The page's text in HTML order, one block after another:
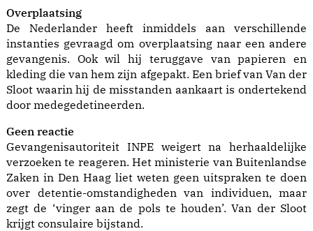
Overplaatsing
De Nederlander heeft inmiddels aan verschillende
instanties gevraagd om overplaatsing naar een andere
gevangenis. Ook wil hij teruggave van papieren en
kleding die van hem zijn afgepakt. Een brief van Van der
Sloot waarin hij de misstanden aankaart is ondertekend
door medegedetineerden.
Geen reactie
Gevangenisautoriteit INPE weigert na herhaaldelijke
verzoeken te reageren. Het ministerie van Buitenlandse
Zaken in Den Haag liet weten geen uitspraken te doen
over detentie-omstandigheden van individuen, maar
zegt de ‘vinger aan de pols te houden’. Van der Sloot
krijgt consulaire bijstand.